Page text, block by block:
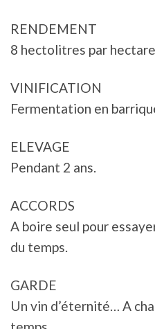
RENDEMENT
8 hectolitres par
VINIFICATION
Fermentation en
ELEVAGE
Pendant 2 ans.
ACCORDS
A boire seul pour
du temps.
GARDE
Un vin d’éternité… A